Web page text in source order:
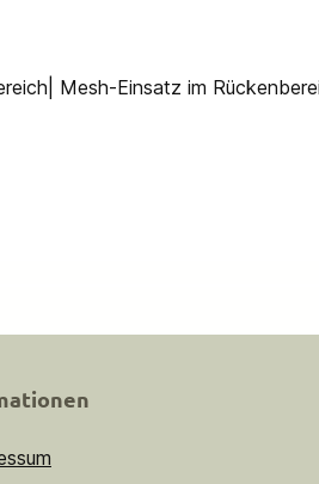
Mesh-Einsatz im